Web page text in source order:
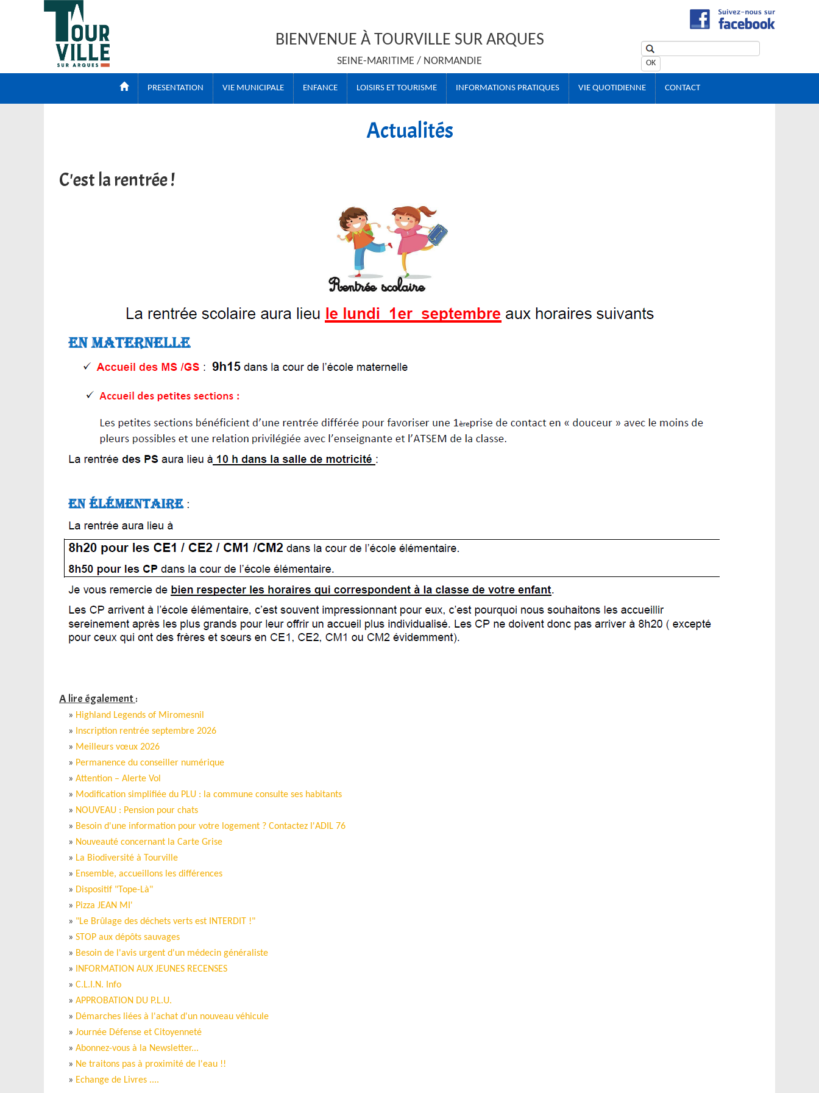
BIENVENUE À TOURVILLE SUR ARQUES
SEINE-MARITIME / NORMANDIE OK
PRESENTATION VIE MUNICIPALE ENFANCE LOISIRS ET TOURISME INFORMATIONS PRATIQUES VIE QUOTIDIENNE CONTACT
Actualités
C'est la rentrée !
A lire également:
» Highland Legends of Miromesnil
»
Inscription rentrée septembre 2026
» Meilleurs vœux 2026
» Permanence du conseiller numérique
» Attention – Alerte Vol
» Modification simplifiée du PLU : la commune consulte ses habitants
» NOUVEAU : Pension pour chats
» Besoin d'une information pour votre logement ? Contactez l'ADIL 76
» Nouveauté concernant la Carte Grise
» La Biodiversité à Tourville
» Ensemble, accueillons les différences
» Dispositif "Tope-Là"
» Pizza JEAN MI'
» "Le Brûlage des déchets verts est INTERDIT !"
» STOP aux dépôts sauvages
» Besoin de l'avis urgent d'un médecin généraliste
»
INFORMATION AUX JEUNES RECENSES
» C.L.I.N. Info
» APPROBATION DU P.L.U.
» Démarches liées à l'achat d'un nouveau véhicule
» Journée Défense et Citoyenneté
» Abonnez-vous à la Newsletter...
» Ne traitons pas à proximité de l'eau !!
» Echange de Livres ....
Panneau de gestion des cookies